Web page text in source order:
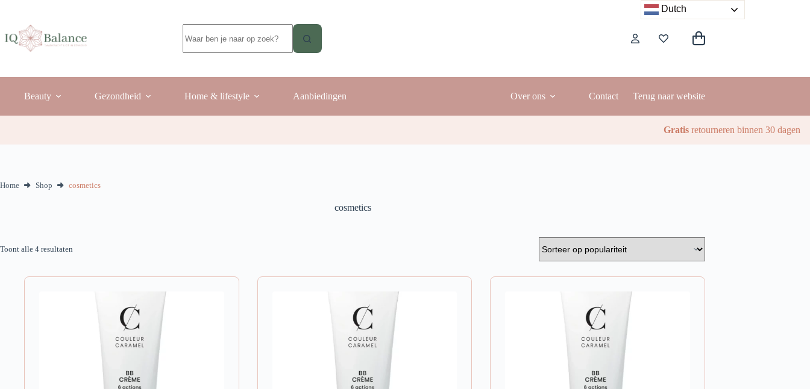
inhoud
resultaten
Winkelwagen
Beauty Gezondheid Home & lifestyle Aanbiedingen Over ons Contact Terug naar website
Gratis retourneren binnen 30 dagen
Home Shop cosmetics
cosmetics
Toont alle 4 resultaten
Dutch